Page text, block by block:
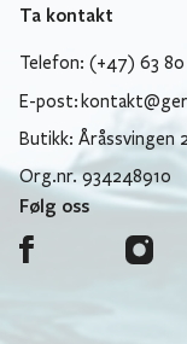
Ta kontakt
Telefon: (+47) 63 80
E-post:
Butikk: Åråssvingen
Org.nr. 934248910
Følg oss